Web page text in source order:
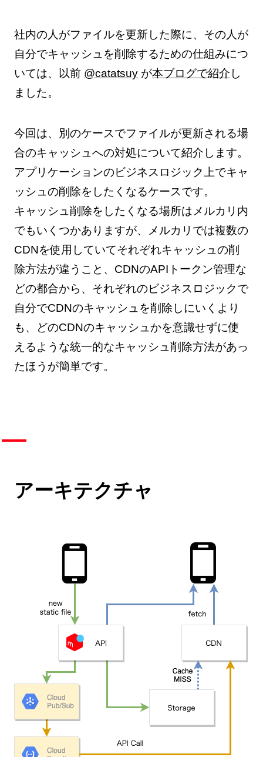
社内の人がファイルを更新した際に、その人が
自分でキャッシュを削除するための仕組みにつ
いては、以前 @catatsuyが本ブログで紹介 し
ました。
今回は、別のケースでファイルが更新される場
合のキャッシュへの対処について紹介します。
アプリケーションのビジネスロジック上でキャ
ッシュの削除をしたくなるケースです。
キャッシュ削除をしたくなる場所はメルカリ内
でもいくつかありますが、メルカリでは複数の
CDNを使用していてそれぞれキャッシュの削
除方法が違うこと、CDNのAPIトークン管理な
どの都合から、それぞれのビジネスロジックで
自分でCDNのキャッシュを削除しにいくより
も、どのCDNのキャッシュかを意識せずに使
えるような統一的なキャッシュ削除方法があっ
たほうが簡単です。
アーキテクチャ